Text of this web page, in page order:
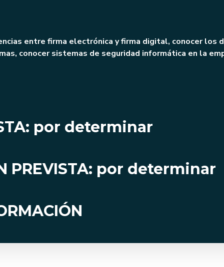
entre firma electrónica y firma digital, conocer
conocer sistemas de seguridad informática en la
por determinar
PREVISTA: por determinar